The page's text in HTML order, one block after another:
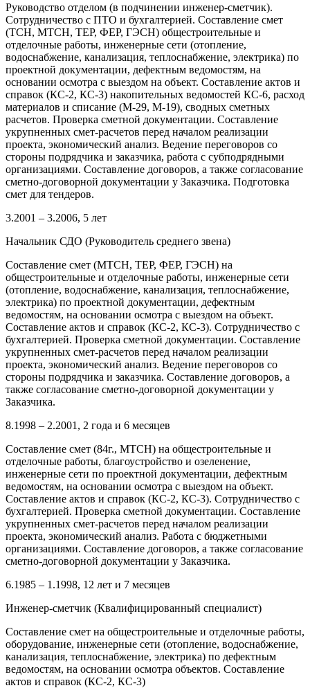
Руководство отделом (в подчинении инженер-сметчик).
Сотрудничество с ПТО и бухгалтерией. Составление смет
(ТСН, МТСН, ТЕР, ФЕР, ГЭСН) общестроительные и
отделочные работы, инженерные сети (отопление,
водоснабжение, канализация, теплоснабжение, электрика) по
проектной документации, дефектным ведомостям, на
основании осмотра с выездом на объект. Составление актов и
справок (КС-2, КС-3) накопительных ведомостей КС-6, расход
материалов и списание (М-29, М-19), сводных сметных
расчетов. Проверка сметной документации. Составление
укрупненных смет-расчетов перед началом реализации
проекта, экономический анализ. Ведение переговоров со
стороны подрядчика и заказчика, работа с субподрядными
организациями. Составление договоров, а также согласование
сметно-договорной документации у Заказчика. Подготовка
смет для тендеров.
3.2001 – 3.2006, 5 лет
Начальник СДО (Руководитель среднего звена)
Составление смет (МТСН, ТЕР, ФЕР, ГЭСН) на
общестроительные и отделочные работы, инженерные сети
(отопление, водоснабжение, канализация, теплоснабжение,
электрика) по проектной документации, дефектным
ведомостям, на основании осмотра с выездом на объект.
Составление актов и справок (КС-2, КС-3). Сотрудничество с
бухгалтерией. Проверка сметной документации. Составление
укрупненных смет-расчетов перед началом реализации
проекта, экономический анализ. Ведение переговоров со
стороны подрядчика и заказчика. Составление договоров, а
также согласование сметно-договорной документации у
Заказчика.
8.1998 – 2.2001, 2 года и 6 месяцев
Составление смет (84г., МТСН) на общестроительные и
отделочные работы, благоустройство и озеленение,
инженерные сети по проектной документации, дефектным
ведомостям, на основании осмотра с выездом на объект.
Составление актов и справок (КС-2, КС-3). Сотрудничество с
бухгалтерией. Проверка сметной документации. Составление
укрупненных смет-расчетов перед началом реализации
проекта, экономический анализ. Работа с бюджетными
организациями. Составление договоров, а также согласование
сметно-договорной документации у Заказчика.
6.1985 – 1.1998, 12 лет и 7 месяцев
Инженер-сметчик (Квалифицированный специалист)
Составление смет на общестроительные и отделочные работы,
оборудование, инженерные сети (отопление, водоснабжение,
канализация, теплоснабжение, электрика) по дефектным
ведомостям, на основании осмотра объектов. Составление
актов и справок (КС-2, КС-3)